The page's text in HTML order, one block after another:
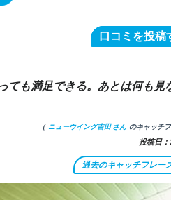
口コミを投稿
ても満足できる。あとは何も見
（ ニューウイング吉田 さん のキャッチフ
投稿日
過去のキャッチフレー